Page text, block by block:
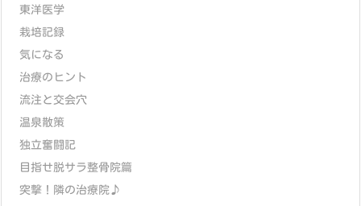
東洋医学
栽培記録
気になる
治療のヒント
流注と交会穴
温泉散策
独立奮闘記
目指せ脱サラ整骨院篇
突撃！隣の治療院♪